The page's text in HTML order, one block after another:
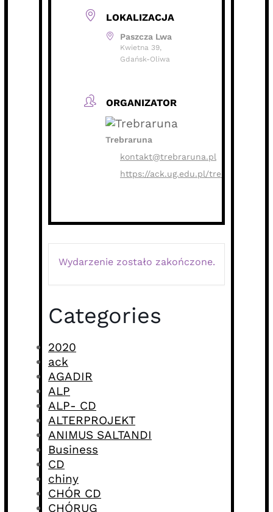
LOKALIZACJA
Paszcza Lwa
Kwietna 39,
Gdańsk-Oliwa
ORGANIZATOR
Trebraruna
kontakt@trebraruna.pl
https://ack.ug.edu.pl/trebraruna
Wydarzenie zostało zakończone.
Categories
2020
ack
AGADIR
ALP
ALP- CD
ALTERPROJEKT
ANIMUS SALTANDI
Business
CD
chiny
CHÓR CD
CHÓRUG